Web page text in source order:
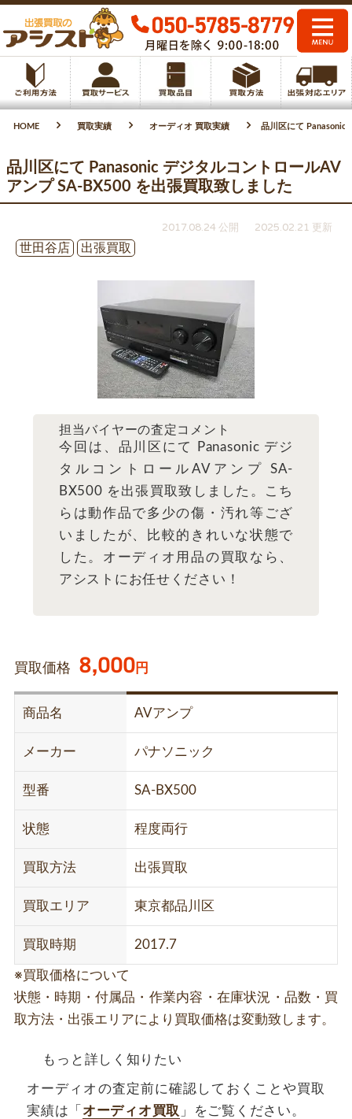
HOME 買取実績 オーディオ 買取実績 品川区にて Panasonic
品川区にて Panasonic デジタルコントロールAV
アンプ SA-BX500 を出張買取致しました
2017.08.24 公開
2025.02.21 更新
世田谷店
出張買取
担当バイヤーの査定コメント
今回は、品川区にて Panasonic デジ
タルコントロールAVアンプ SA-
BX500 を出張買取致しました。こち
らは動作品で多少の傷・汚れ等ござ
いましたが、比較的きれいな状態で
した。オーディオ用品の買取なら、
アシストにお任せください！
買取価格 8,000円
商品名 AVアンプ
メーカー パナソニック
型番 SA-BX500
状態 程度両行
買取方法 出張買取
買取エリア 東京都品川区
買取時期 2017.7
※買取価格について
状態・時期・付属品・作業内容・在庫状況・品数・買
取方法・出張エリアにより買取価格は変動致します。
もっと詳しく知りたい
オーディオの査定前に確認しておくことや買取
実績は「 オーディオ買取 」をご覧ください。